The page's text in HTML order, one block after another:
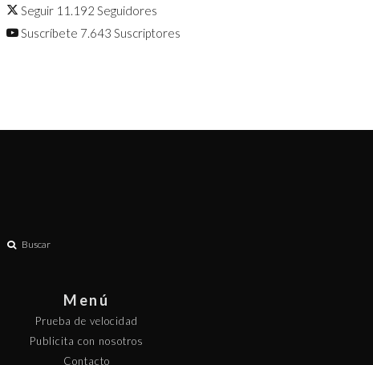
Seguir 11.192 Seguidores
Suscríbete 7.643 Suscriptores
Buscar
Menú
Prueba de velocidad
Publicita con nosotros
Contacto